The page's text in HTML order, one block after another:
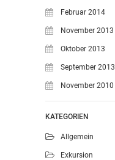
Februar 2014
November 2013
Oktober 2013
September 2013
November 2010
KATEGORIEN
Allgemein
Exkursion